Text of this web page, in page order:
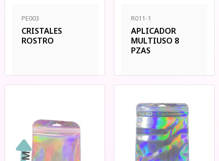
PE003
CRISTALES
ROSTRO
R011-1
APLICADOR
MULTIUSO 8
PZAS